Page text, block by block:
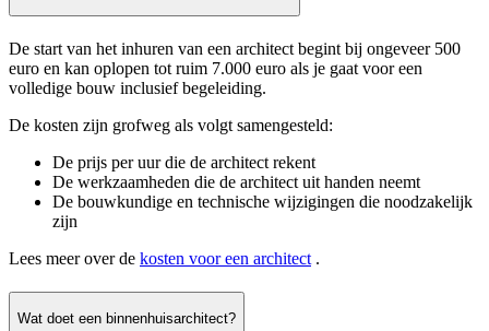
De start van het inhuren van een architect begint bij ongeveer 500
euro en kan oplopen tot ruim 7.000 euro als je gaat voor een
volledige bouw inclusief begeleiding.
De kosten zijn grofweg als volgt samengesteld:
De prijs per uur die de architect rekent
De werkzaamheden die de architect uit handen neemt
De bouwkundige en technische wijzigingen die noodzakelijk
zijn
Lees meer over de kosten voor een architect .
Wat doet een binnenhuisarchitect?